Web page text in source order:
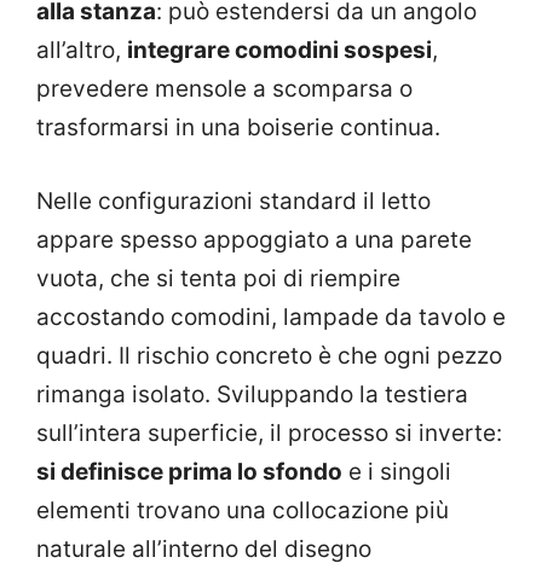
alla stanza: può estendersi da un angolo
all’altro, integrare comodini sospesi,
prevedere mensole a scomparsa o
trasformarsi in una boiserie continua.
Nelle configurazioni standard il letto
appare spesso appoggiato a una parete
vuota, che si tenta poi di riempire
accostando comodini, lampade da tavolo e
quadri. Il rischio concreto è che ogni pezzo
rimanga isolato. Sviluppando la testiera
sull’intera superficie, il processo si inverte:
si definisce prima lo sfondo e i singoli
elementi trovano una collocazione più
naturale all’interno del disegno